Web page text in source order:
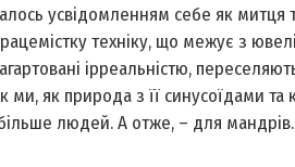
усвідомленням себе як митця
техніку, що межує з
ірреальністю,
ми, як природа з її синусоїдами
людей. А отже, – для